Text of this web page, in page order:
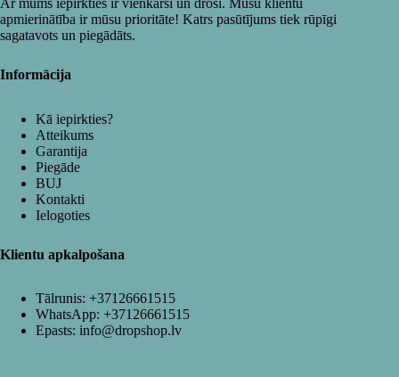
apmierinātība ir mūsu prioritāte! Katrs pasūtījums tiek rūpīgi
sagatavots un piegādāts.
Informācija
Kā iepirkties?
Atteikums
Garantija
Piegāde
BUJ
Kontakti
Ielogoties
Klientu apkalpošana
Tālrunis: +37126661515
WhatsApp: +37126661515
Epasts: info@dropshop.lv